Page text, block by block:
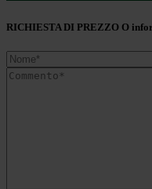
RICHIESTA DI PREZZO O